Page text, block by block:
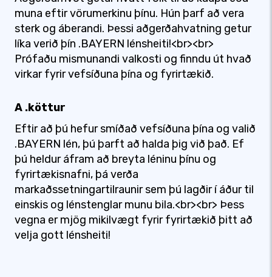
muna eftir vörumerkinu þínu. Hún þarf að vera
sterk og áberandi. Þessi aðgerðahvatning getur
líka verið þín .BAYERN lénsheiti!<br><br>
Prófaðu mismunandi valkosti og finndu út hvað
virkar fyrir vefsíðuna þína og fyrirtækið.
A .köttur
Eftir að þú hefur smíðað vefsíðuna þína og valið
.BAYERN lén, þú þarft að halda þig við það. Ef
þú heldur áfram að breyta léninu þínu og
fyrirtækisnafni, þá verða
markaðssetningartilraunir sem þú lagðir í áður til
einskis og lénstenglar munu bila.<br><br> Þess
vegna er mjög mikilvægt fyrir fyrirtækið þitt að
velja gott lénsheiti!